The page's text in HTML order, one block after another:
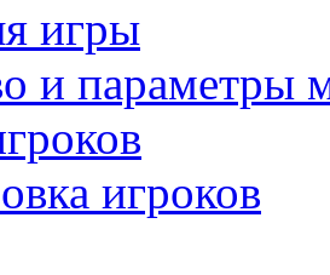
игры
и параметры
игроков